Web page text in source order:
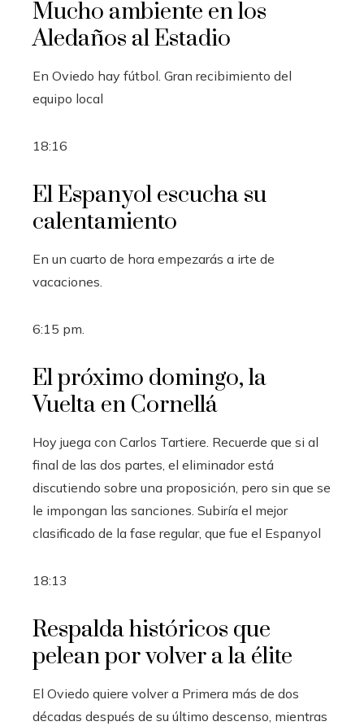
Mucho ambiente en los
Aledaños al Estadio
En Oviedo hay fútbol. Gran recibimiento del
equipo local
18:16
El Espanyol escucha su
calentamiento
En un cuarto de hora empezarás a irte de
vacaciones.
6:15 pm.
El próximo domingo, la
Vuelta en Cornellá
Hoy juega con Carlos Tartiere. Recuerde que si al
final de las dos partes, el eliminador está
discutiendo sobre una proposición, pero sin que se
le impongan las sanciones. Subiría el mejor
clasificado de la fase regular, que fue el Espanyol
18:13
Respalda históricos que
pelean por volver a la élite
El Oviedo quiere volver a Primera más de dos
décadas después de su último descenso, mientras